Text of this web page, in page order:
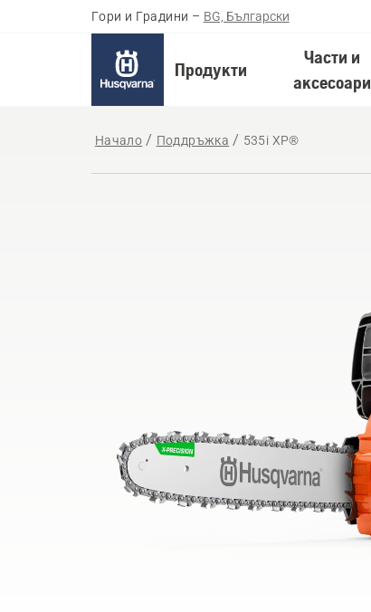
Гори и Градини – BG, Български
Продукти
Части и
аксесоари
Начало Поддръжка 535i XP®